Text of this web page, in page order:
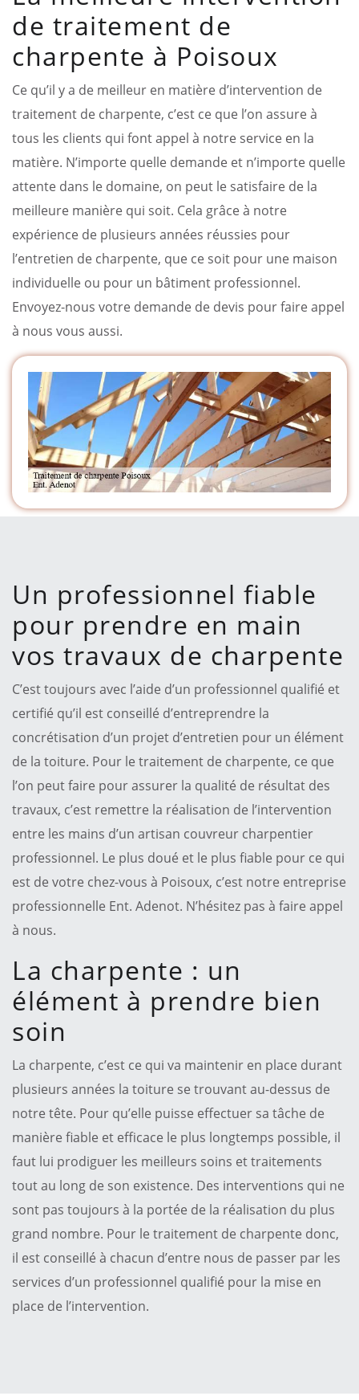
de traitement de
charpente à Poisoux
Ce qu’il y a de meilleur en matière d’intervention de
traitement de charpente, c’est ce que l’on assure à
tous les clients qui font appel à notre service en la
matière. N’importe quelle demande et n’importe quelle
attente dans le domaine, on peut le satisfaire de la
meilleure manière qui soit. Cela grâce à notre
expérience de plusieurs années réussies pour
l’entretien de charpente, que ce soit pour une maison
individuelle ou pour un bâtiment professionnel.
Envoyez-nous votre demande de devis pour faire appel
à nous vous aussi.
Un professionnel fiable
pour prendre en main
vos travaux de charpente
C’est toujours avec l’aide d’un professionnel qualifié et
certifié qu’il est conseillé d’entreprendre la
concrétisation d’un projet d’entretien pour un élément
de la toiture. Pour le traitement de charpente, ce que
l’on peut faire pour assurer la qualité de résultat des
travaux, c’est remettre la réalisation de l’intervention
entre les mains d’un artisan couvreur charpentier
professionnel. Le plus doué et le plus fiable pour ce qui
est de votre chez-vous à Poisoux, c’est notre entreprise
professionnelle Ent. Adenot. N’hésitez pas à faire appel
à nous.
La charpente : un
élément à prendre bien
soin
La charpente, c’est ce qui va maintenir en place durant
plusieurs années la toiture se trouvant au-dessus de
notre tête. Pour qu’elle puisse effectuer sa tâche de
manière fiable et efficace le plus longtemps possible, il
faut lui prodiguer les meilleurs soins et traitements
tout au long de son existence. Des interventions qui ne
sont pas toujours à la portée de la réalisation du plus
grand nombre. Pour le traitement de charpente donc,
il est conseillé à chacun d’entre nous de passer par les
services d’un professionnel qualifié pour la mise en
place de l’intervention.